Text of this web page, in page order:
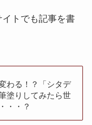
トでも記事を書
わる！？「シタデ
塗りしてみたら世
・・？